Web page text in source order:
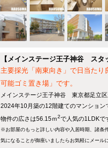
【メインステージ王子神谷 スタ
主要採光「南東向き」で日当た
可能ゴミ置き場」です。
メインステージ王子神谷 東京都足立区
2024年10月築の12階建てのマンション
物件の広さは56.15ｍ2で人気の1LDKで
※お部屋のもっと詳しい内容や入居時期、諸条
気になることが御座いましたらお気軽にメール